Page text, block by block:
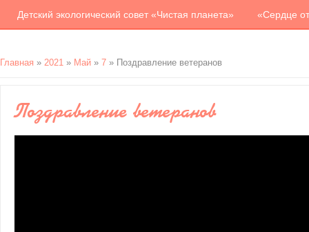
Детский экологический совет «Чистая планета» «Сердце
Главная » 2021 » Май » 7 » Поздравление ветеранов
Поздравление ветеранов